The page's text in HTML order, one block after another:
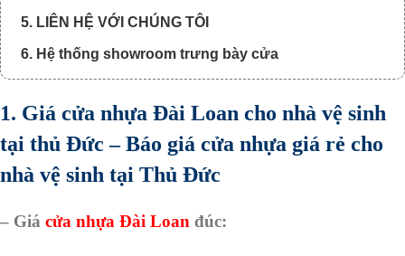
5. LIÊN HỆ VỚI CHÚNG TÔI
6. Hệ thống showroom trưng bày cửa
1. Giá cửa nhựa Đài Loan cho nhà vệ sinh
tại thủ Đức – Báo giá cửa nhựa giá rẻ cho
nhà vệ sinh tại Thủ Đức
– Giá cửa nhựa Đài Loan đúc: